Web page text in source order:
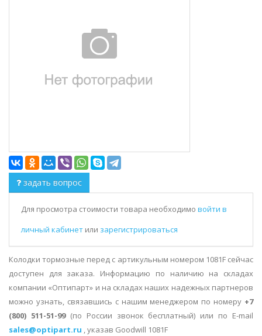
задать вопрос
Для просмотра стоимости товара необходимо войти в
личный кабинет или зарегистрироваться
Колодки тормозные перед с артикульным номером 1081F сейчас
доступен для заказа. Информацию по наличию на складах
компании «Оптипарт» и на складах наших надежных партнеров
можно узнать, связавшись с нашим менеджером по номеру +7
(800) 511-51-99(по России звонок бесплатный) или по E-mail
sales@optipart.ru , указав Goodwill 1081F